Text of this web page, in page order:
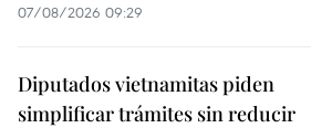
07/08/2026 09:29
Diputados vietnamitas piden
simplificar trámites sin reducir